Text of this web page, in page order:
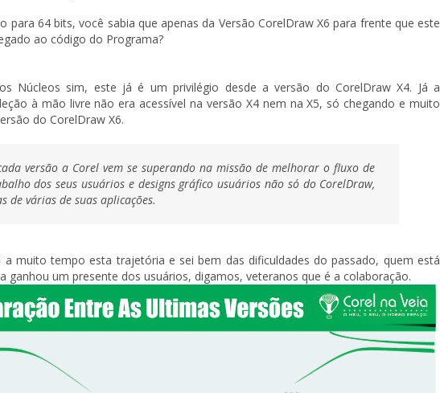
para 64 bits, você sabia que apenas da Versão CorelDraw X6 para frente que este
ao código do Programa?
Núcleos sim, este já é um privilégio desde a versão do CorelDraw X4. Já a
à mão livre não era acessível na versão X4 nem na X5, só chegando e muito
do CorelDraw X6.
versão a Corel vem se superando na missão de melhorar o fluxo de
dos seus usuários e designs gráfico usuários não só do CorelDraw,
de várias de suas aplicações.
a muito tempo esta trajetória e sei bem das dificuldades do passado, quem está
ganhou um presente dos usuários, digamos, veteranos que é a colaboração.